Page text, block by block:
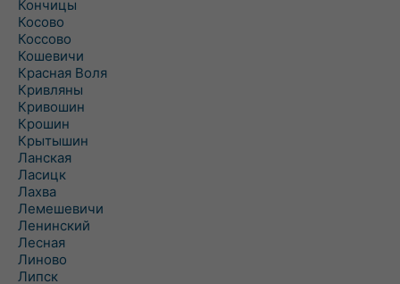
Кончицы
Косово
Коссово
Кошевичи
Красная Воля
Кривляны
Кривошин
Крошин
Крытышин
Ланская
Ласицк
Лахва
Лемешевичи
Ленинский
Лесная
Линово
Липск